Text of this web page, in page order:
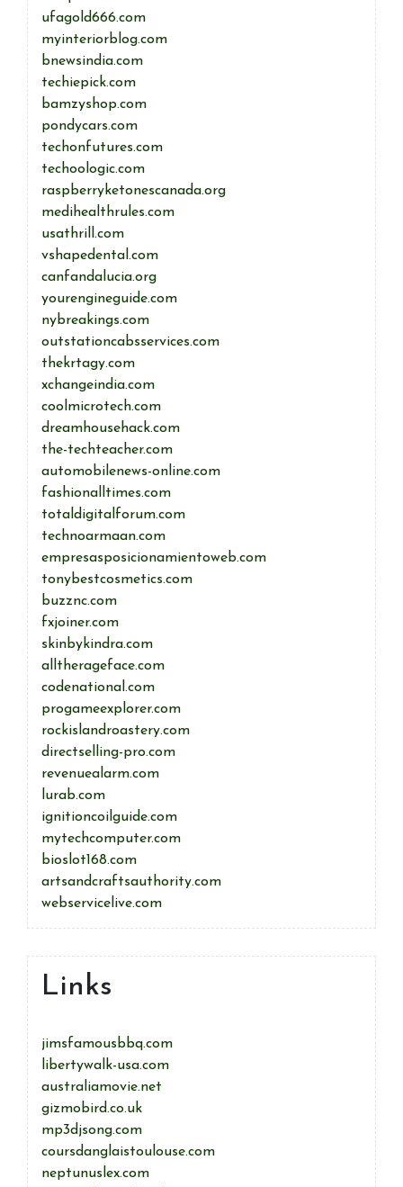
ufagold666.com
myinteriorblog.com
bnewsindia.com
techiepick.com
bamzyshop.com
pondycars.com
techonfutures.com
techoologic.com
raspberryketonescanada.org
medihealthrules.com
usathrill.com
vshapedental.com
canfandalucia.org
yourengineguide.com
nybreakings.com
outstationcabsservices.com
thekrtagy.com
xchangeindia.com
coolmicrotech.com
dreamhousehack.com
the-techteacher.com
automobilenews-online.com
fashionalltimes.com
totaldigitalforum.com
technoarmaan.com
empresasposicionamientoweb.com
tonybestcosmetics.com
buzznc.com
fxjoiner.com
skinbykindra.com
alltherageface.com
codenational.com
progameexplorer.com
rockislandroastery.com
directselling-pro.com
revenuealarm.com
lurab.com
ignitioncoilguide.com
mytechcomputer.com
bioslot168.com
artsandcraftsauthority.com
webservicelive.com
Links
jimsfamousbbq.com
libertywalk-usa.com
australiamovie.net
gizmobird.co.uk
mp3djsong.com
coursdanglaistoulouse.com
neptunuslex.com